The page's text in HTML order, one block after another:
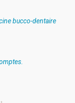
bucco-dentaire